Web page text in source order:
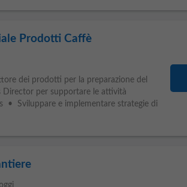
Prodotti Caffè
dei prodotti per la preparazione del
Director per supportare le attività
• Sviluppare e implementare strategie di
oggi